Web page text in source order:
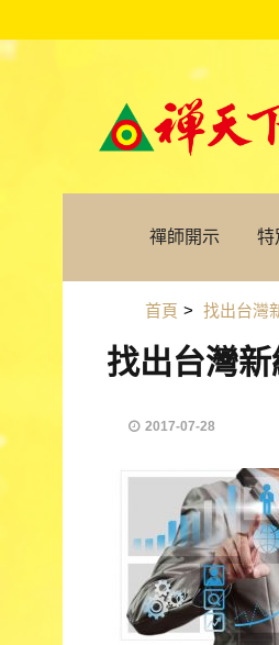
禪師開示 特
首頁 > 找出台灣
找出台灣
2017-07-28